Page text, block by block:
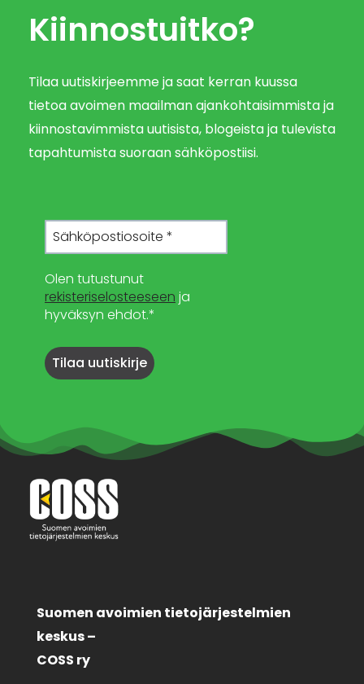
Kiinnostuitko?
Tilaa uutiskirjeemme ja saat kerran kuussa
tietoa avoimen maailman ajankohtaisimmista ja
kiinnostavimmista uutisista, blogeista ja tulevista
tapahtumista suoraan sähköpostiisi.
Olen tutustunut
rekisteriselosteeseen ja
hyväksyn ehdot.*
Suomen avoimien tietojärjestelmien
keskus –
COSS ry